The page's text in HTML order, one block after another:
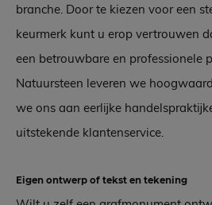
branche. Door te kiezen voor een
keurmerk kunt u erop vertrouwen
een betrouwbare en professionele
Natuursteen leveren we
we ons aan eerlijke
uitstekende klantenservice.
Eigen ontwerp of tekst en tekening